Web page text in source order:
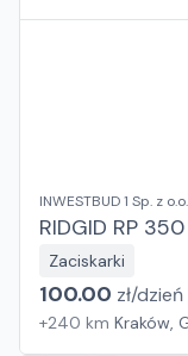
INWESTBUD 1 Sp. z o.o.
RIDGID RP 350
Zaciskarki
100.00 zł/dzień
+240 km Kraków,